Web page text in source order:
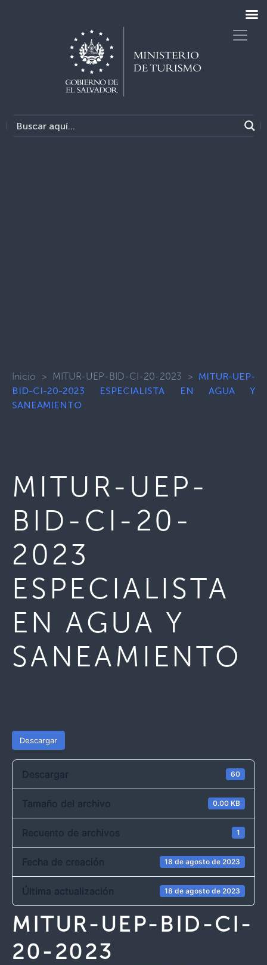
Inicio > MITUR-UEP-BID-CI-20-2023 > MITUR-UEP-
BID-CI-20-2023 ESPECIALISTA EN AGUA Y
SANEAMIENTO
MITUR-UEP-
BID-CI-20-
2023
ESPECIALISTA
EN AGUA Y
SANEAMIENTO
Descargar
Descargar 60
Tamaño del archivo 0.00 KB
Recuento de archivos 1
Fecha de creación 18 de agosto de 2023
Última actualización 18 de agosto de 2023
MITUR-UEP-BID-CI-
20-2023